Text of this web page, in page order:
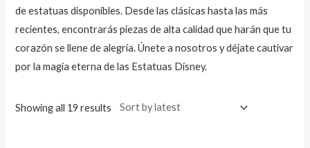
de estatuas disponibles. Desde las clásicas hasta las más
recientes, encontrarás piezas de alta calidad que harán que tu
corazón se llene de alegría. Únete a nosotros y déjate cautivar
por la magia eterna de las Estatuas Disney.
Showing all 19 results